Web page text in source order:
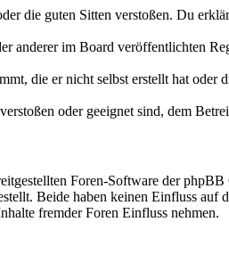
die guten Sitten verstoßen. Du
anderer im Board veröffentlichten
die er nicht selbst erstellt hat oder
oder geeignet sind, dem
Foren-Software der
Beide haben keinen Einfluss
fremder Foren Einfluss nehmen.